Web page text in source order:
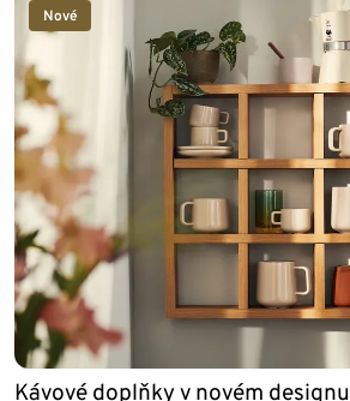
Nové
Kávové doplňky v novém designu